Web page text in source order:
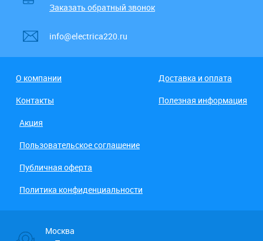
Заказать обратный звонок
info@electrica220.ru
О компании
Доставка и оплата
Контакты
Полезная информация
Акция
Пользовательское соглашение
Публичная оферта
Политика конфиденциальности
Москва